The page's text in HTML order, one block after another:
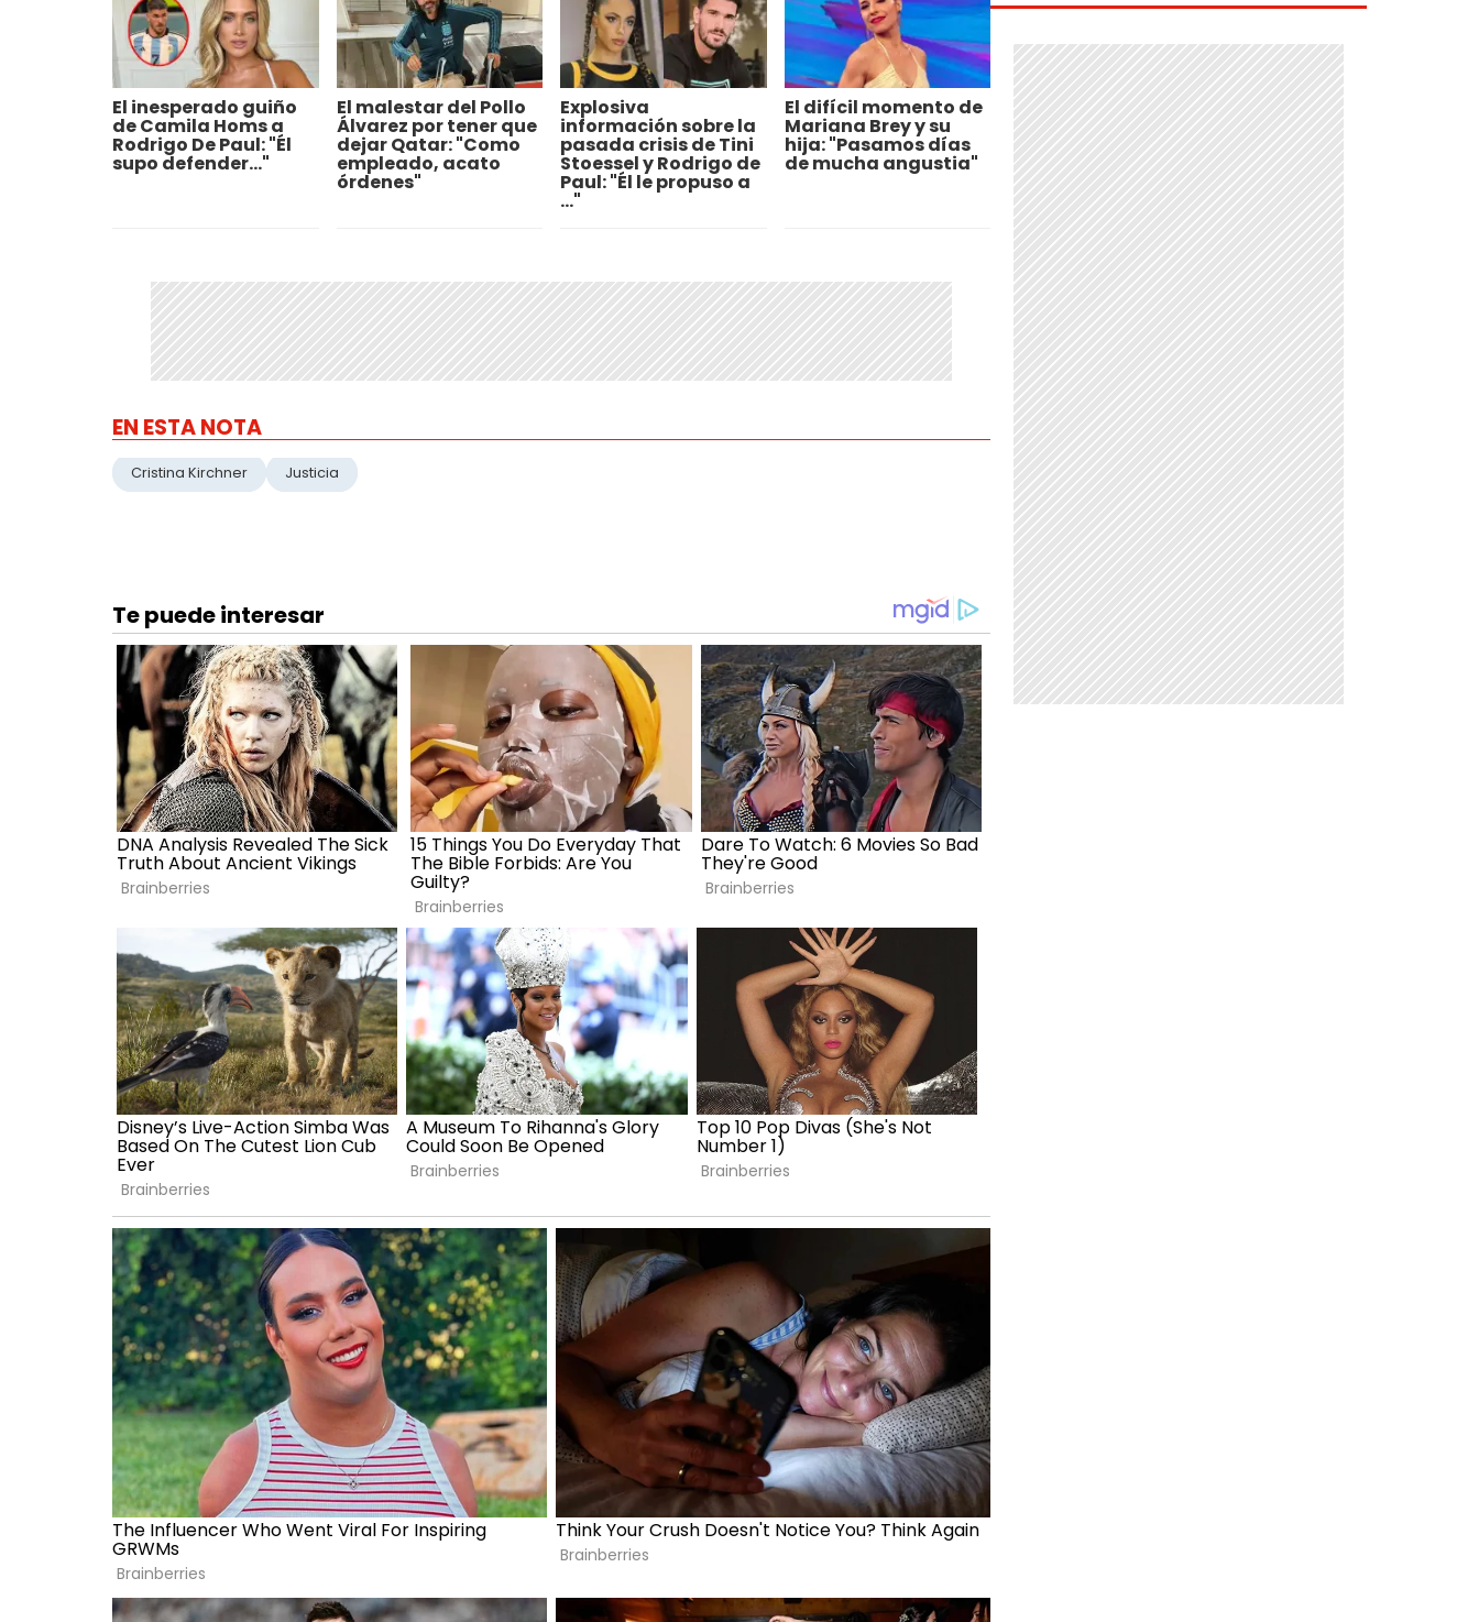
El inesperado guiño
de Camila Homs a
Rodrigo De Paul: "Él
supo defender..."
El malestar del Pollo
Álvarez por tener que
dejar Qatar: "Como
empleado, acato
órdenes"
Explosiva
información sobre la
pasada crisis de Tini
Stoessel y Rodrigo de
Paul: "Él le propuso a
..."
El difícil momento de
Mariana Brey y su
hija: "Pasamos días
de mucha angustia"
EN ESTA NOTA
Cristina Kirchner Justicia